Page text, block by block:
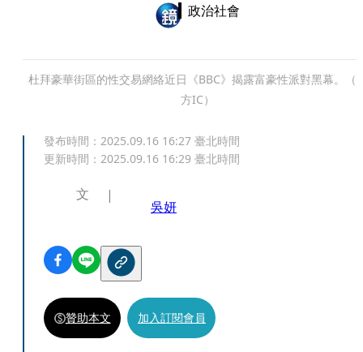
政治社會
杜拜豪華街區的性交易網絡近日《BBC》揭露富豪性派對黑幕。（
方IC）
發布時間： 2025.09.16 16:27 臺北時間
更新時間： 2025.09.16 16:29 臺北時間
文
吳妍
贊助本文 加入訂閱會員